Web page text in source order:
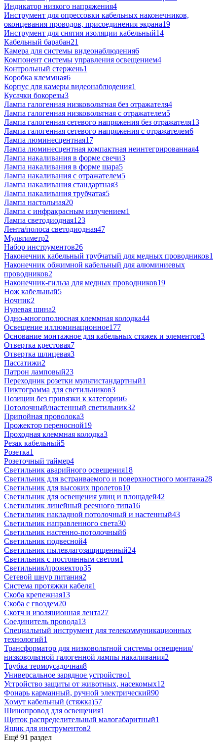
Индикатор низкого напряжения4
Инструмент для опрессовки кабельных наконечников,
оконцевания проводов, присоединения экрана19
Инструмент для снятия изоляции кабельный14
Кабельный барабан21
Камера для системы видеонаблюдения6
Компонент системы управления освещением4
Контрольный стержень1
Коробка клеммная6
Корпус для камеры видеонаблюдения1
Кусачки бокорезы3
Лампа галогенная низковольтная без отражателя4
Лампа галогенная низковольтная с отражателем5
Лампа галогенная сетевого напряжения без отражателя13
Лампа галогенная сетевого напряжения с отражателем6
Лампа люминесцентная17
Лампа люминесцентная компактная неинтегрированная4
Лампа накаливания в форме свечи3
Лампа накаливания в форме шара5
Лампа накаливания с отражателем5
Лампа накаливания стандартная3
Лампа накаливания трубчатая5
Лампа настольная20
Лампа с инфракрасным излучением1
Лампа светодиодная123
Лента/полоса светодиодная47
Мультиметр2
Набор инструментов26
Наконечник кабельный трубчатый для медных проводников1
Наконечник обжимной кабельный для алюминиевых
проводников2
Наконечник-гильза для медных проводников19
Нож кабельный5
Ночник2
Нулевая шина2
Одно-многополюсная клеммная колодка44
Освещение иллюминационное177
Основание монтажное для кабельных стяжек и элементов3
Отвертка крестовая7
Отвертка шлицевая3
Пассатижи2
Патрон ламповый23
Переходник розетки мультистандартный1
Пиктограмма для светильников3
Позиции без привязки к категории6
Потолочный/настенный светильник32
Припойная проволока3
Прожектор переносной19
Проходная клеммная колодка3
Резак кабельный5
Розетка1
Розеточный таймер4
Светильник аварийного освещения18
Светильник для встраиваемого и поверхностного монтажа28
Светильник для высоких пролетов10
Светильник для освещения улиц и площадей42
Светильник линейный реечного типа16
Светильник накладной потолочный и настенный43
Светильник направленного света30
Светильник настенно-потолочный6
Светильник подвесной4
Светильник пылевлагозащищенный24
Светильник с постоянным светом1
Светильник/прожектор35
Сетевой шнур питания2
Система протяжки кабеля1
Скоба крепежная13
Скоба с гвоздем20
Скотч и изоляционная лента27
Соединитель провода13
Специальный инструмент для телекоммуникационных
технологий1
Трансформатор для низковольтной системы освещения/
низковольтной галогенной лампы накаливания2
Трубка термоусадочная8
Универсальное зарядное устройство1
Устройство защиты от животных, насекомых12
Фонарь карманный, ручной электрический90
Хомут кабельный (стяжка)57
Шинопровод для освещения1
Щиток распределительный малогабаритный1
Ящик для инструментов2
Ещё 91 раздел